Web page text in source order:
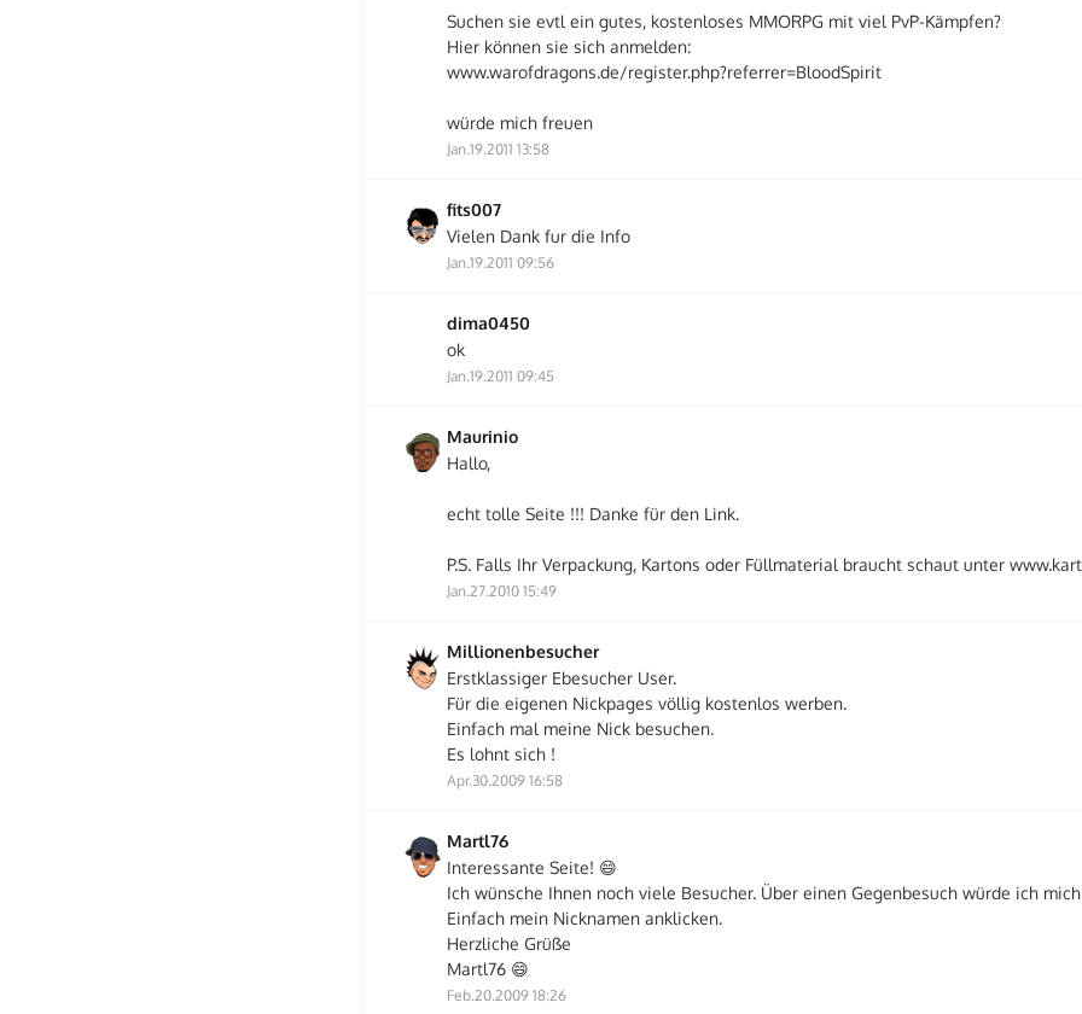
Suchen sie evtl ein gutes, kostenloses MMORPG mit viel PvP-Kämpfen?
Hier können sie sich anmelden:
www.warofdragons.de/register.php?referrer=BloodSpirit
würde mich freuen
Jan.19.2011 13:58
fits007
Vielen Dank fur die Info
Jan.19.2011 09:56
dima0450
ok
Jan.19.2011 09:45
Maurinio
Hallo,
echt tolle Seite !!! Danke für den Link.
P.S. Falls Ihr Verpackung, Kartons oder Füllmaterial braucht schaut unter
Jan.27.2010 15:49
Millionenbesucher
Erstklassiger Ebesucher User.
Für die eigenen Nickpages völlig kostenlos werben.
Einfach mal meine Nick besuchen.
Es lohnt sich !
Apr.30.2009 16:58
Martl76
Interessante Seite! 😄
Ich wünsche Ihnen noch viele Besucher. Über einen Gegenbesuch würde ich
Einfach mein Nicknamen anklicken.
Herzliche Grüße
Martl76 😄
Feb.20.2009 18:26